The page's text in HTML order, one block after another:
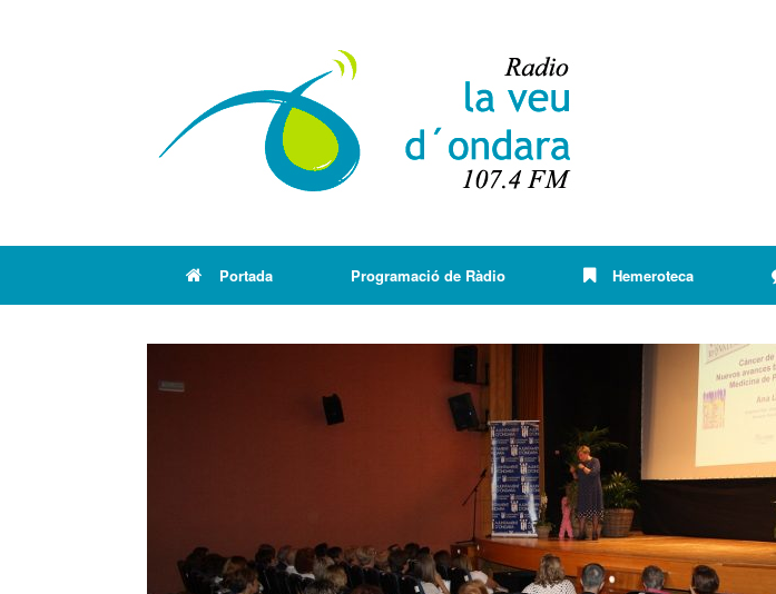
Portada Programació de Ràdio Hemeroteca